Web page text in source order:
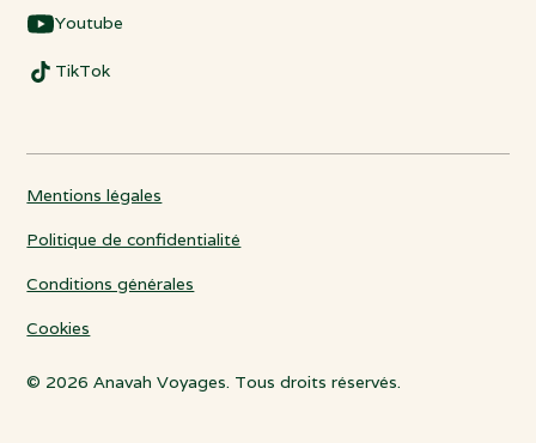
Youtube
TikTok
© 2026 Anavah Voyages. Tous droits réservés.
Mentions légales
Politique de confidentialité
Conditions générales
Cookies